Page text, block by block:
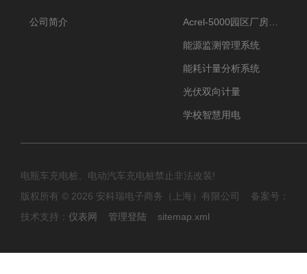
公司简介
能源监测管理系统
能耗计量分析系统
光伏双向计量
学校智慧用电
电瓶车充电桩、电动汽车充电桩禁止非法改装!
版权所有 © 2026 安科瑞电子商务（上海）有限公司 备案号：
技术支持： 仪表网 管理登陆 sitemap.xml